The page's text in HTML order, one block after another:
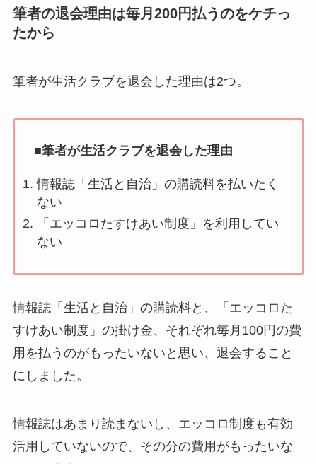
筆者の退会理由は毎月200円払うのをケチっ
たから
筆者が生活クラブを退会した理由は2つ。
■筆者が生活クラブを退会した理由
情報誌「生活と自治」の購読料を払いたく
ない
「エッコロたすけあい制度」を利用してい
ない
情報誌「生活と自治」の購読料と、「エッコロた
すけあい制度」の掛け金、それぞれ毎月100円の費
用を払うのがもったいないと思い、退会すること
にしました。
情報誌はあまり読まないし、エッコロ制度も有効
活用していないので、その分の費用がもったいな